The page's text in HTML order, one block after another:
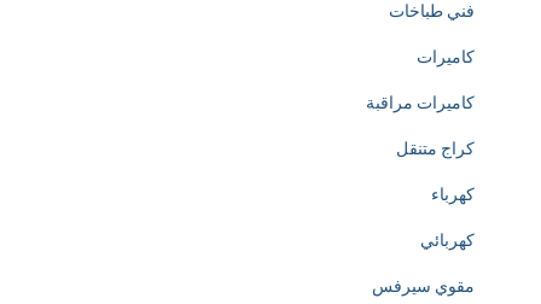
w
w
w
فني طباخات
كاميرات
كاميرات مراقبة
كراج متنقل
كهرباء
كهربائي
مقوي سيرفس